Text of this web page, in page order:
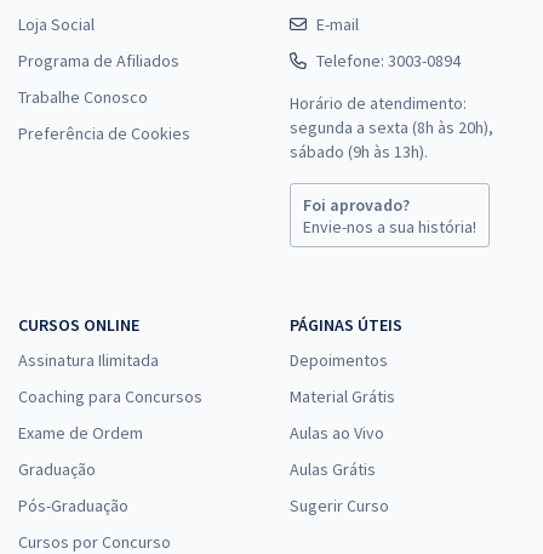
Loja Social
Programa de Afiliados
Trabalhe Conosco
Preferência de Cookies
E-mail
Telefone: 3003-0894
Horário de atendimento:
segunda a sexta (8h às 20h),
sábado (9h às 13h).
Foi aprovado?
Envie-nos a sua história!
CURSOS ONLINE
Assinatura Ilimitada
Coaching para Concursos
Exame de Ordem
Graduação
Pós-Graduação
Cursos por Concurso
PÁGINAS ÚTEIS
Depoimentos
Material Grátis
Aulas ao Vivo
Aulas Grátis
Sugerir Curso